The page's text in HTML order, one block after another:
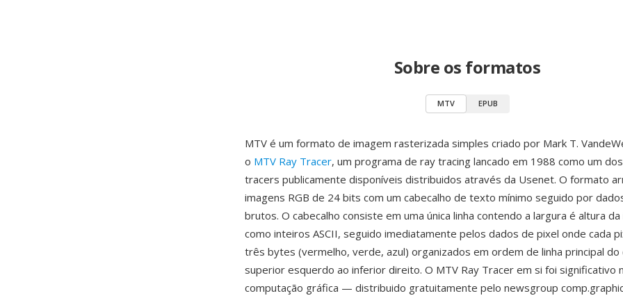
Sobre os formatos
MTV EPUB
MTV é um formato de imagem rasterizada simples criado por Mark T.
o MTV Ray Tracer, um programa de ray tracing lancado em 1988 como um
tracers publicamente disponíveis distribuidos através da Usenet. O formato
imagens RGB de 24 bits com um cabecalho de texto mínimo seguido por
brutos. O cabecalho consiste em uma única linha contendo a largura é altura
como inteiros ASCII, seguido imediatamente pelos dados de pixel onde cada
três bytes (vermelho, verde, azul) organizados em ordem de linha principal do
superior esquerdo ao inferior direito. O MTV Ray Tracer em si foi significativo
computação gráfica — distribuido gratuitamente pelo newsgroup